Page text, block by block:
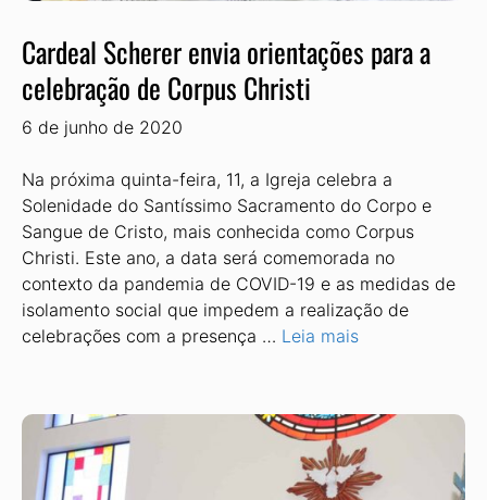
Cardeal Scherer envia orientações para a
celebração de Corpus Christi
6 de junho de 2020
Na próxima quinta-feira, 11, a Igreja celebra a
Solenidade do Santíssimo Sacramento do Corpo e
Sangue de Cristo, mais conhecida como Corpus
Christi. Este ano, a data será comemorada no
contexto da pandemia de COVID-19 e as medidas de
isolamento social que impedem a realização de
celebrações com a presença … Leia mais